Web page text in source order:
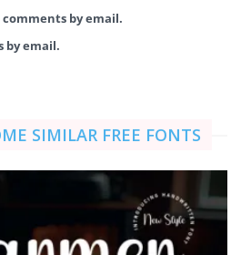
by email.
by email.
SIMILAR FREE FONTS